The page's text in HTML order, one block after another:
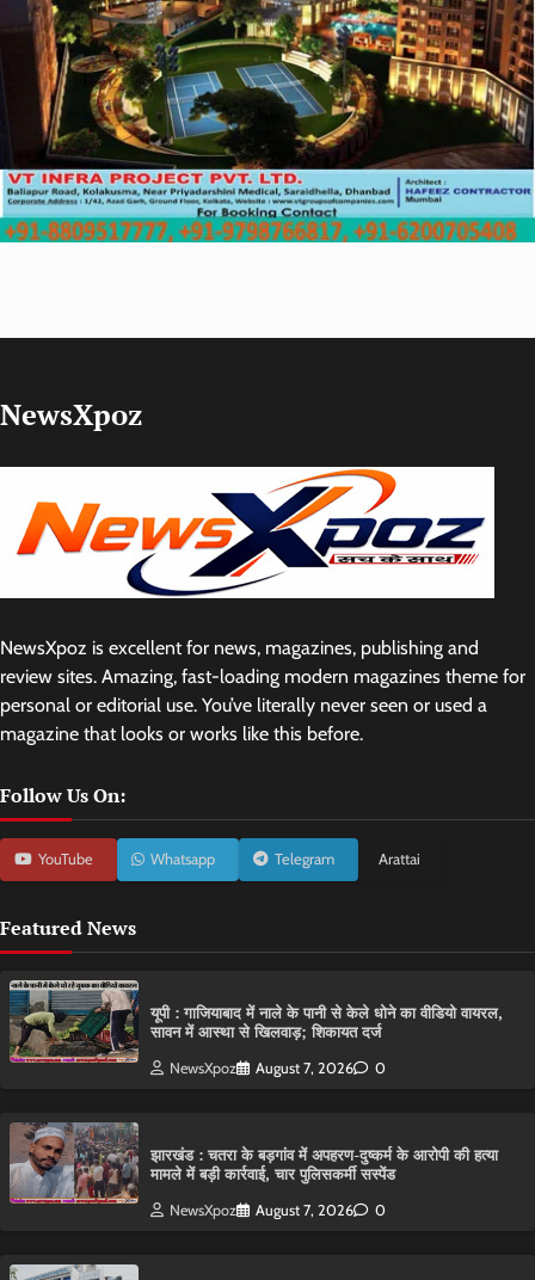
NewsXpoz
NewsXpoz is excellent for news, magazines, publishing and
review sites. Amazing, fast-loading modern magazines theme for
personal or editorial use. You’ve literally never seen or used a
magazine that looks or works like this before.
Follow Us On:
YouTube Whatsapp Telegram Arattai
Featured News
यूपी : गाजियाबाद में नाले के पानी से केले धोने का वीडियो वायरल,
सावन में आस्था से खिलवाड़; शिकायत दर्ज
NewsXpoz August 7, 2026 0
झारखंड : चतरा के बड़गांव में अपहरण-दुष्कर्म के आरोपी की हत्या
मामले में बड़ी कार्रवाई, चार पुलिसकर्मी सस्पेंड
NewsXpoz August 7, 2026 0